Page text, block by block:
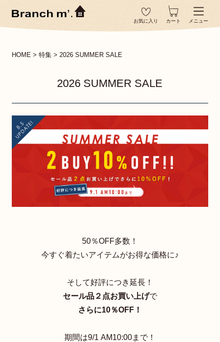
お気に入り カート メニュー
HOME 特集 2026 SUMMER SALE
2026 SUMMER SALE
50％OFF多数！
今すぐ着たいアイテムがお得な価格に♪
そして好評につき延長！
セール品２点お買い上げで
さらに10％OFF！
期間は9/1 AM10:00まで！